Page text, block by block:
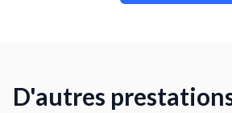
D'autres